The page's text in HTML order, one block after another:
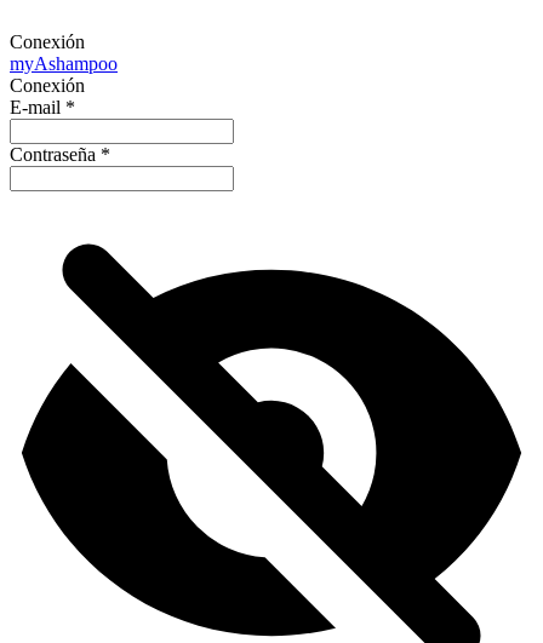
Conexión
myAshampoo
Conexión
E-mail *
Contraseña *